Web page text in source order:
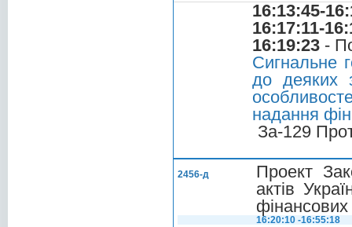
16:13:45-
16:17:11-
16:19:23 -
Сигнальне
до деяких
надання
За-129
2456-д
Проект
актів
фінансових
16:20:10 -16:55:18